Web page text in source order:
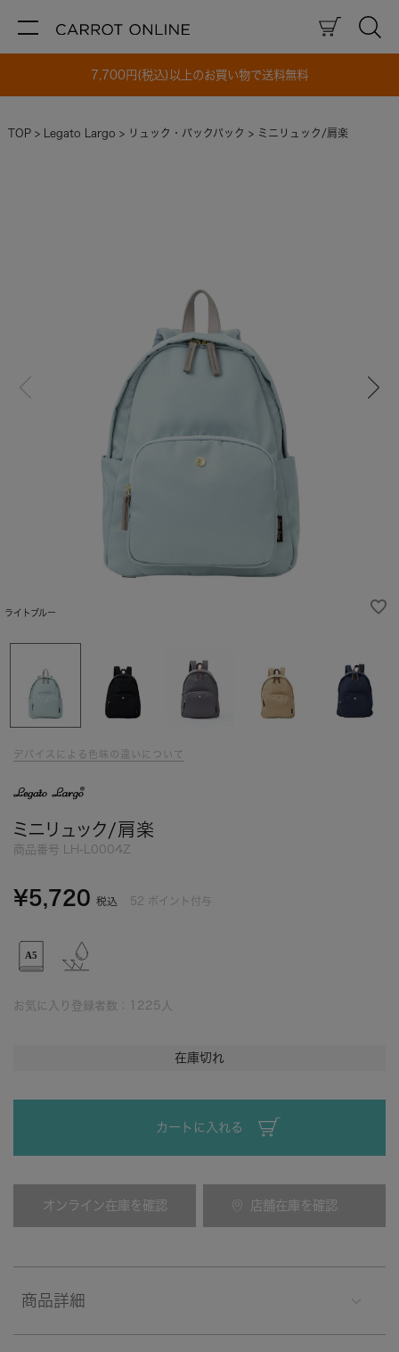
7,700円(税込)以上のお買い物で送料無料
TOP Legato Largo リュック・バックパック ミニリュック/肩楽
ライトブルー
デバイスによる色味の違いについて
ミニリュック/肩楽
商品番号 LH-L0004Z
¥5,720 税込 52 ポイント付与
お気に入り登録者数： 1225 人
在庫切れ
カートに入れる
オンライン在庫を確認 店舗在庫を確認
商品詳細